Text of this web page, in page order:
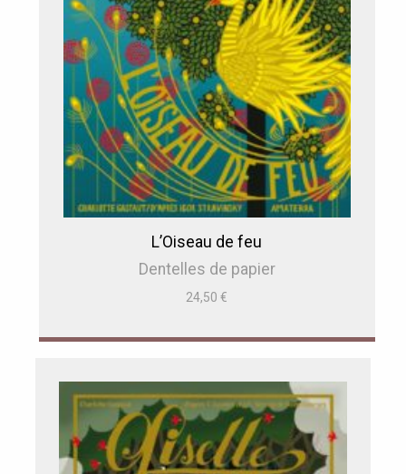
L’Oiseau de feu
Dentelles de papier
24,50€